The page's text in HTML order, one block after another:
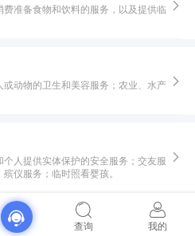
准备食物和饮料的服务，以及提供临
动物的卫生和美容服务；农业、水产
人提供实体保护的安全服务；交友服
仪服务；临时照看婴孩。
查询 我的